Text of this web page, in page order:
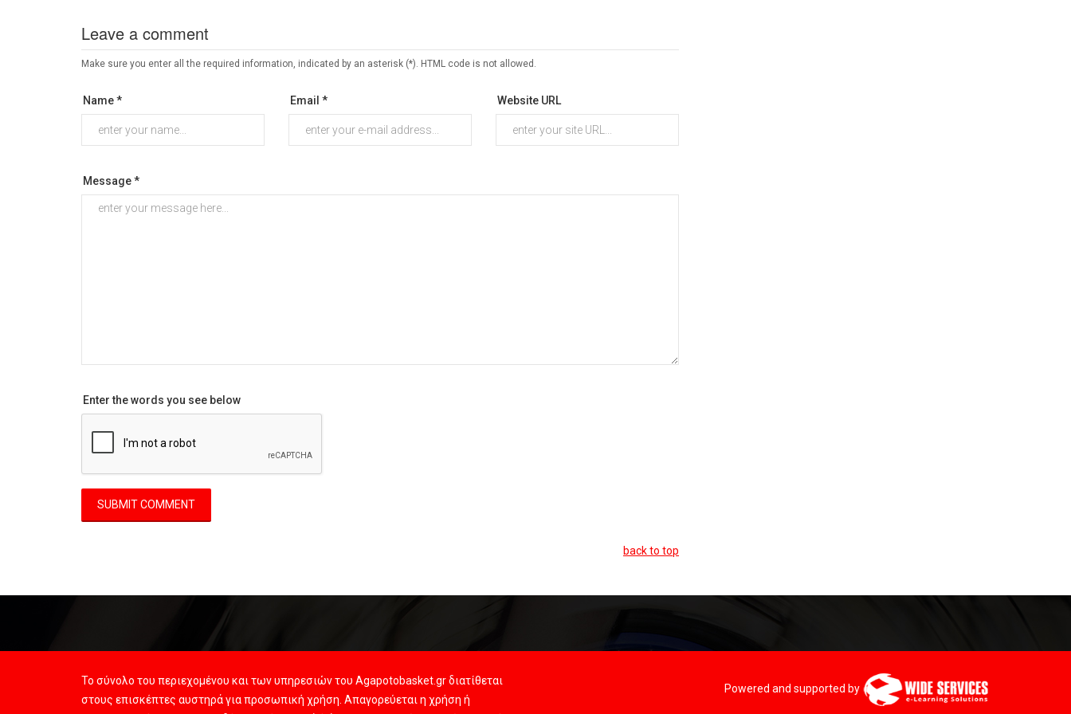
Leave a comment
Make sure you enter all the required information, indicated by an asterisk (*). HTML code is not allowed.
Name * Email * Website URL
Message *
Enter the words you see below
back to top
Το σύνολο του περιεχομένου και των υπηρεσιών του Agapotobasket.gr διατίθεται
στους επισκέπτες αυστηρά για προσωπική χρήση. Απαγορεύεται η χρήση ή
Powered and supported by